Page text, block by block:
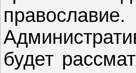
православие.
будет